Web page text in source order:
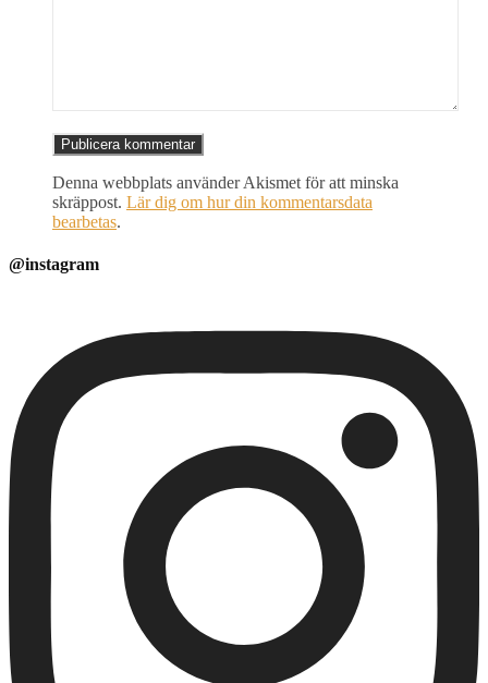
Denna webbplats använder Akismet för att minska
skräppost. Lär dig om hur din kommentarsdata
bearbetas.
@instagram